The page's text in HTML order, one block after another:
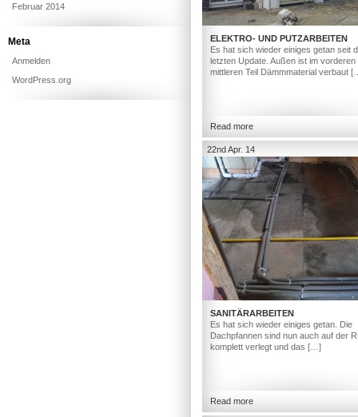
ELEKTRO- UND PUTZARBEITEN
Es hat sich wieder einiges getan seit
letzten Update. Außen ist im vorderen
mittleren Teil Dämmmaterial verbaut
Read more
22nd Apr. 14
SANITÄRARBEITEN
Es hat sich wieder einiges getan. Die
Dachpfannen sind nun auch auf der
komplett verlegt und das […]
Read more
Februar 2014
Meta
Anmelden
WordPress.org